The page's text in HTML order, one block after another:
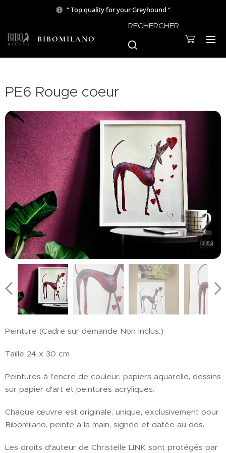
“ Top quality for your Greyhound “
BIBOMILANO
RECHERCHER
PE6 Rouge coeur
Peinture (Cadre sur demande Non inclus.)
Taille 24 x 30 cm
Peintures à l'encre de couleur, papiers aquarelle, dessins
sur papier d'art et peintures acryliques.
Chaque œuvre est originale, unique, exclusivement pour
Bibomilano, peinte à la main, signée et datée au dos.
Les droits d'auteur de Christelle LINK sont protégés par